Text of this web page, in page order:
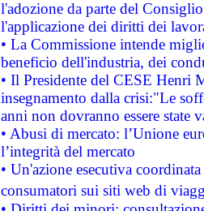
l'adozione da parte del
l'applicazione dei diritti dei
• La Commissione intende
beneficio dell'industria, dei
• Il Presidente del CESE Henri
insegnamento dalla crisi:"Le
anni non dovranno essere state
• Abusi di mercato: l’Unione
l’integrità del mercato
• Un'azione esecutiva
consumatori sui siti web di